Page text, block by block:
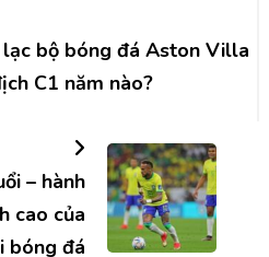
lạc bộ bóng đá Aston Villa
C1 năm nào?
– hành
cao của
bóng đá